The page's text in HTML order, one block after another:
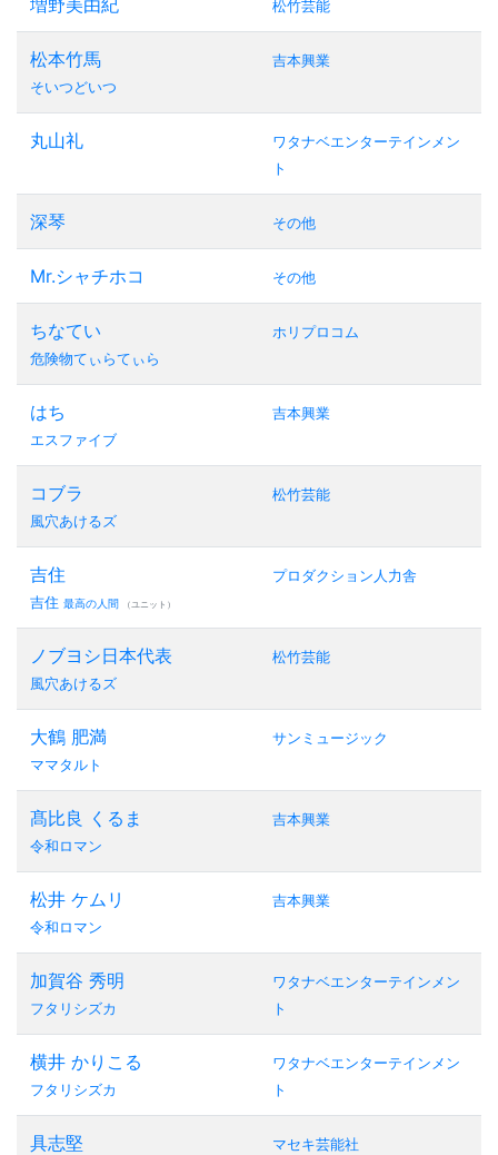
増野美由紀 松竹芸能
松本竹馬
そいつどいつ
吉本興業
丸山礼
ワタナベエンターテインメン
ト
深琴 その他
Mr.シャチホコ その他
ちなてい
危険物てぃらてぃら
ホリプロコム
はち
エスファイブ
吉本興業
コブラ
風穴あけるズ
松竹芸能
吉住
吉住 最高の人間 （ユニット）
プロダクション人力舎
ノブヨシ日本代表
風穴あけるズ
松竹芸能
大鶴 肥満
ママタルト
サンミュージック
髙比良 くるま
令和ロマン
吉本興業
松井 ケムリ
令和ロマン
吉本興業
加賀谷 秀明
フタリシズカ
ワタナベエンターテインメン
ト
横井 かりこる
フタリシズカ
ワタナベエンターテインメン
ト
具志堅 マセキ芸能社